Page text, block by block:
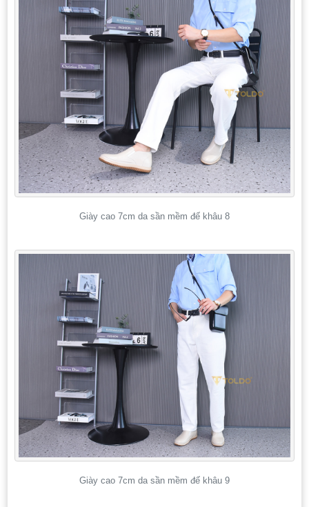
Giày cao 7cm da sần mềm đế khâu 8
Giày cao 7cm da sần mềm đế khâu 9